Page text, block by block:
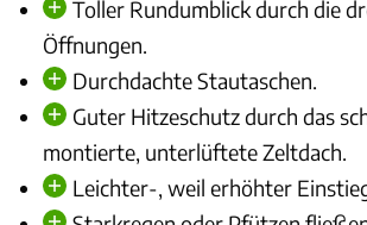
Toller Rundumblick durch die
Öffnungen.
Durchdachte Stautaschen.
Guter Hitzeschutz durch das
montierte, unterlüftete Zeltdach.
Leichter-, weil erhöhter